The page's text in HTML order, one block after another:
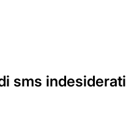
sms indesiderati